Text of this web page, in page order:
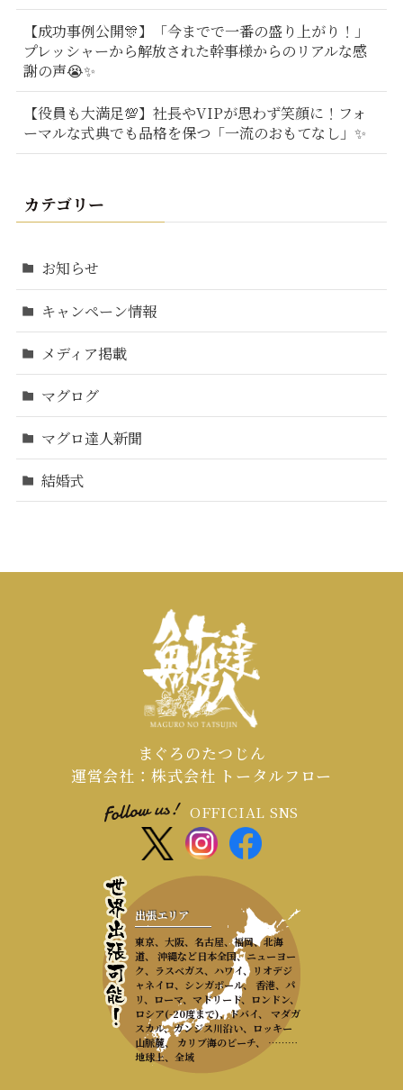
【成功事例公開🎊】「今までで一番の盛り上がり！」
プレッシャーから解放された幹事様からのリアルな感
謝の声😭✨
【役員も大満足💯】社長やVIPが思わず笑顔に！フォ
ーマルな式典でも品格を保つ「一流のおもてなし」✨
カテゴリー
お知らせ
キャンペーン情報
メディア掲載
マグログ
マグロ達人新聞
結婚式
まぐろのたつじん
運営会社：株式会社 トータルフロー
OFFICIAL SNS
出張エリア
東京、大阪、名古屋、福岡、北海
道、 沖縄など日本全国、ニューヨー
ク、ラスベガス、ハワイ、リオデジ
ャネイロ、シンガポール、 香港、パ
リ、ローマ、マドリード、ロンドン、
ロシア(-20度まで)、ドバイ、 マダガ
スカル、ガンジス川沿い、ロッキー
山脈麓、 カリブ海のビーチ、 ………
地球上、全域